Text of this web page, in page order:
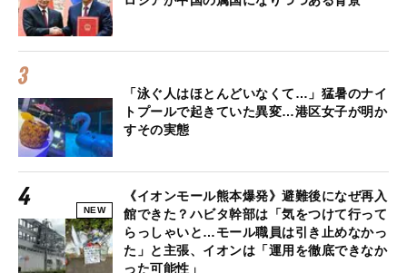
「泳ぐ人はほとんどいなくて…」猛暑のナイ
トプールで起きていた異変…港区女子が明か
すその実態
NEW
《イオンモール熊本爆発》避難後になぜ再入
館できた？ハビタ幹部は「気をつけて行って
らっしゃいと…モール職員は引き止めなかっ
た」と主張、イオンは「運用を徹底できなか
った可能性」